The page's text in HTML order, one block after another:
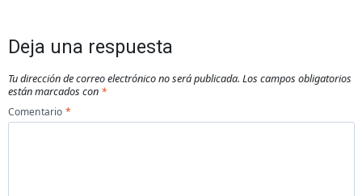
Deja una respuesta
Tu dirección de correo electrónico no será publicada. Los campos obligatorios
están marcados con *
Comentario *